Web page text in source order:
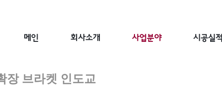
메인 회사소개 사업분야 시공실적
장 브라켓 인도교